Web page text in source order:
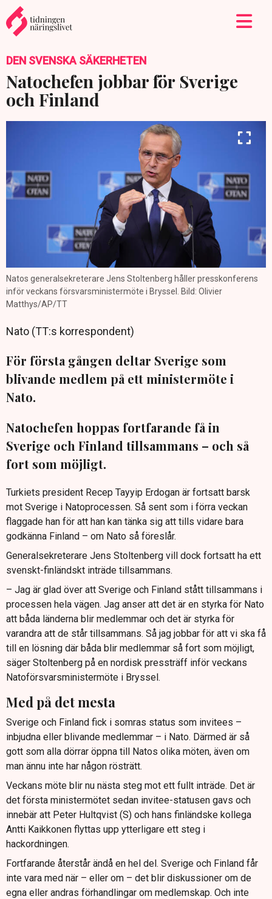
DEN SVENSKA SÄKERHETEN
Natochefen jobbar för Sverige
och Finland
Natos generalsekreterare Jens Stoltenberg håller presskonferens
inför veckans försvarsministermöte i Bryssel. Bild: Olivier
Matthys/AP/TT
Nato (TT:s korrespondent)
För första gången deltar Sverige som
blivande medlem på ett ministermöte i
Nato.
Natochefen hoppas fortfarande få in
Sverige och Finland tillsammans – och så
fort som möjligt.
Turkiets president Recep Tayyip Erdogan är fortsatt barsk
mot Sverige i Natoprocessen. Så sent som i förra veckan
flaggade han för att han kan tänka sig att tills vidare bara
godkänna Finland – om Nato så föreslår.
Generalsekreterare Jens Stoltenberg vill dock fortsatt ha ett
svenskt-finländskt inträde tillsammans.
– Jag är glad över att Sverige och Finland stått tillsammans i
processen hela vägen. Jag anser att det är en styrka för Nato
att båda länderna blir medlemmar och det är styrka för
varandra att de står tillsammans. Så jag jobbar för att vi ska få
till en lösning där båda blir medlemmar så fort som möjligt,
säger Stoltenberg på en nordisk pressträff inför veckans
Natoförsvarsministermöte i Bryssel.
Med på det mesta
Sverige och Finland fick i somras status som invitees –
inbjudna eller blivande medlemmar – i Nato. Därmed är så
gott som alla dörrar öppna till Natos olika möten, även om
man ännu inte har någon rösträtt.
Veckans möte blir nu nästa steg mot ett fullt inträde. Det är
det första ministermötet sedan invitee-statusen gavs och
innebär att Peter Hultqvist (S) och hans finländske kollega
Antti Kaikkonen flyttas upp ytterligare ett steg i
hackordningen.
Fortfarande återstår ändå en hel del. Sverige och Finland får
inte vara med när – eller om – det blir diskussioner om de
egna eller andras förhandlingar om medlemskap. Och inte